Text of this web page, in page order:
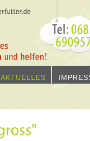
AKTUELLES